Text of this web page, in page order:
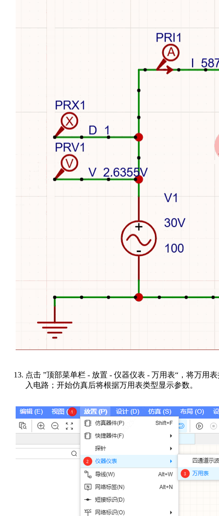
点击 ”顶部菜单栏 - 放置 - 仪器仪表 - 万用表“，将万用
入电路；开始仿真后将根据万用表类型显示参数。